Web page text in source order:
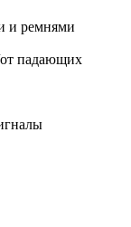
и ремнями
падающих